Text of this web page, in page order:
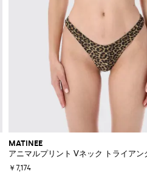
MATINEE
アニマルプリント Vネック トライア
￥7,174